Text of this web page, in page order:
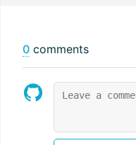
0 comments